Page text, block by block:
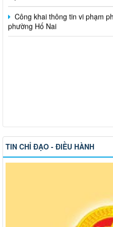
Công khai thông tin vi phạm
phường Hố Nai
TIN CHỈ ĐẠO - ĐIỀU HÀNH